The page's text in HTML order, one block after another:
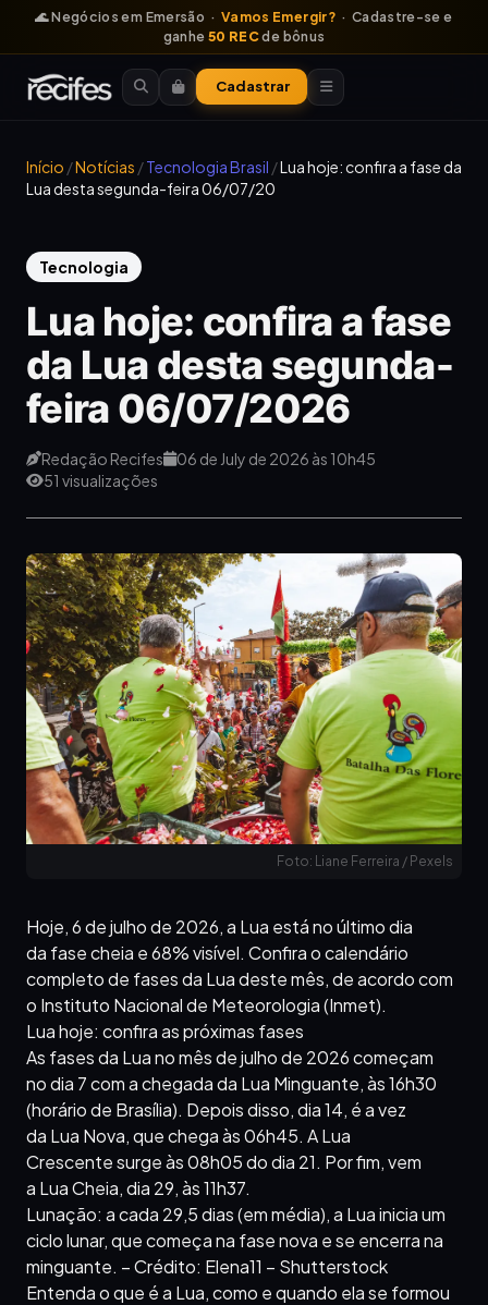
🌊 Negócios em Emersão · Vamos Emergir? · Cadastre-se e
ganhe50 RECde bônus
Cadastrar
Início /Notícias /Tecnologia Brasil /Lua hoje: confira a fase da
Lua desta segunda-feira 06/07/20
Tecnologia
Lua hoje: confira a fase
da Lua desta segunda-
feira 06/07/2026
Redação Recifes
06 de July de 2026 às 10h45
51 visualizações
Foto: Liane Ferreira / Pexels
Hoje, 6 de julho de 2026, a Lua está no último dia
da fase cheia e 68% visível. Confira o calendário
completo de fases da Lua deste mês, de acordo com
o Instituto Nacional de Meteorologia (Inmet).
Lua hoje: confira as próximas fases
As fases da Lua no mês de julho de 2026 começam
no dia 7 com a chegada da Lua Minguante, às 16h30
(horário de Brasília). Depois disso, dia 14, é a vez
da Lua Nova, que chega às 06h45. A Lua
Crescente surge às 08h05 do dia 21. Por fim, vem
a Lua Cheia, dia 29, às 11h37.
Lunação: a cada 29,5 dias (em média), a Lua inicia um
ciclo lunar, que começa na fase nova e se encerra na
minguante. – Crédito: Elena11 – Shutterstock
Entenda o que é a Lua, como e quando ela se formou